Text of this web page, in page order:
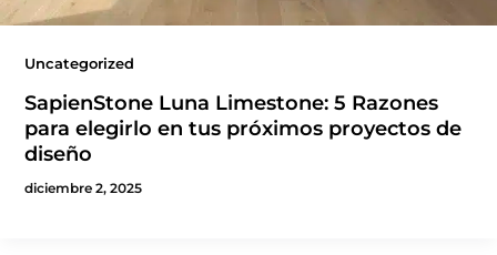
Uncategorized
SapienStone Luna Limestone: 5 Razones
para elegirlo en tus próximos proyectos de
diseño
diciembre 2, 2025